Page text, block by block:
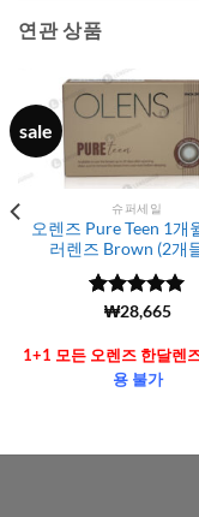
연관 상품
sale
슈퍼세일
오렌즈 Pure Teen 1개
러렌즈 Brown (2개
5 중에서
가됨
(6106)
₩28,665
1+1 모든 오렌즈 한달렌
용 불가